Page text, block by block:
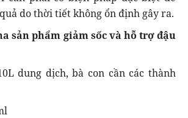
do thời tiết không ổn định gây ra.
sản phẩm giảm sốc và hỗ trợ đậu
dung dịch, bà con cần các thành